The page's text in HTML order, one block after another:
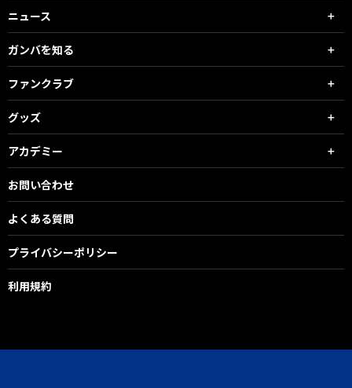
ニュース
ガンバを知る
ファンクラブ
グッズ
アカデミー
お問い合わせ
よくある質問
プライバシーポリシー
利用規約